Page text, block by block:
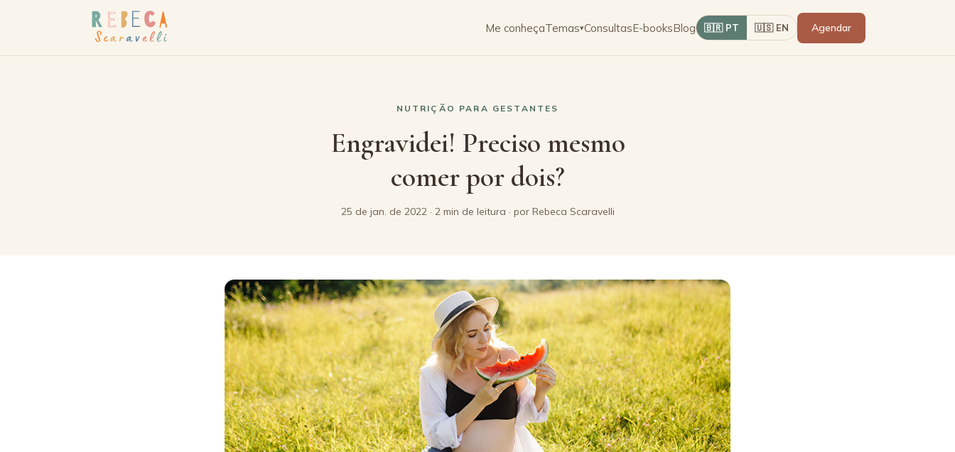
Me conheçaTemas▾ConsultasE-booksBlog 🇧🇷 PT 🇺🇸 EN Agendar
NUTRIÇÃO PARA GESTANTES
Engravidei! Preciso mesmo
comer por dois?
25 de jan. de 2022 · 2 min de leitura · por Rebeca Scaravelli